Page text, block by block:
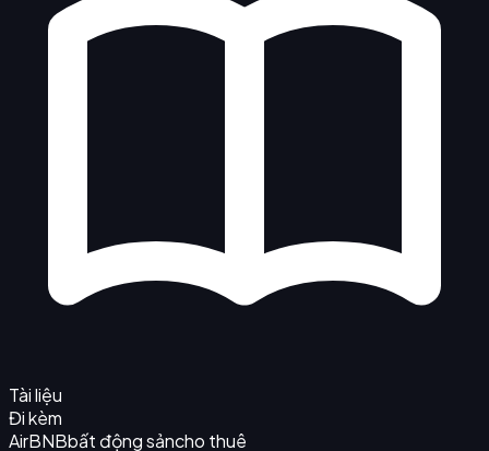
Tài liệu
Đi kèm
AirBNBbất động sảncho thuê